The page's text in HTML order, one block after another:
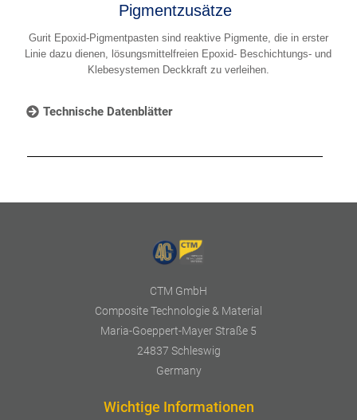
Pigmentzusätze
Gurit Epoxid-Pigmentpasten sind reaktive Pigmente, die in erster
Linie dazu dienen, lösungsmittelfreien Epoxid- Beschichtungs- und
Klebesystemen Deckkraft zu verleihen.
Technische Datenblätter
CTM GmbH
Composite Technologie & Material
Maria-Goeppert-Mayer Straße 5
24837 Schleswig
Germany
Wichtige Informationen